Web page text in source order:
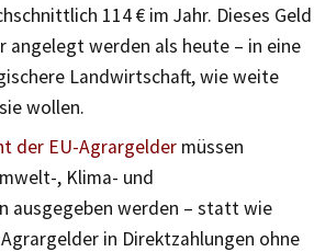
114 € im Jahr. Dieses Geld
angelegt werden als heute – in eine
Landwirtschaft, wie weite
wollen.
der EU-Agrargelder müssen
, Klima- und
ausgegeben werden – statt wie
in Direktzahlungen ohne